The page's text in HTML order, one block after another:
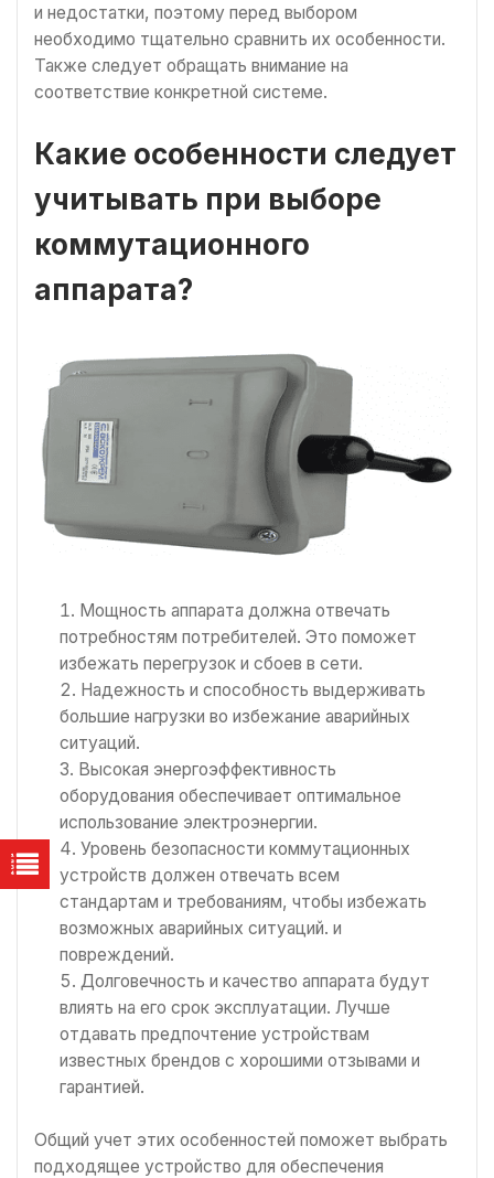
и недостатки, поэтому перед выбором
необходимо тщательно сравнить их особенности.
Также следует обращать внимание на
соответствие конкретной системе.
Какие особенности следует
учитывать при выборе
коммутационного
аппарата?
Мощность аппарата должна отвечать
потребностям потребителей. Это поможет
избежать перегрузок и сбоев в сети.
Надежность и способность выдерживать
большие нагрузки во избежание аварийных
ситуаций.
Высокая энергоэффективность
оборудования обеспечивает оптимальное
использование электроэнергии.
Уровень безопасности коммутационных
устройств должен отвечать всем
стандартам и требованиям, чтобы избежать
возможных аварийных ситуаций. и
повреждений.
Долговечность и качество аппарата будут
влиять на его срок эксплуатации. Лучше
отдавать предпочтение устройствам
известных брендов с хорошими отзывами и
гарантией.
Общий учет этих особенностей поможет выбрать
подходящее устройство для обеспечения